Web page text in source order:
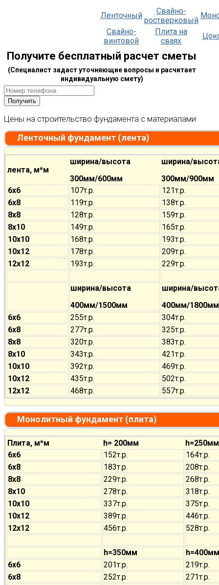
Ленточный
Свайно-
ростверковый
Свайно-
винтовой
Плита на
сваях
Получите бесплатный расчет сметы
(Специалист задаст уточняющие вопросы и расчитает
индивидуальную смету)
Цены на строительство фундамента с материалами
Ленточный фундамент (лента)
лента, м*м
ширина/высота
300мм/600мм
ширина/
300мм/900мм
6х6
107т.р.
121т.р.
6х8
119т.р.
138т.р.
8х8
128т.р.
159т.р.
8х10
149т.р.
165т.р.
10х10
168т.р.
193т.р.
10х12
178т.р.
209т.р.
12х12
193т.р. 229т.р.
ширина/высота
400мм/1500мм
ширина/
400мм/1800мм
6х6
255т.р.
304т.р.
6х8
277т.р.
325т.р.
8х8
320т.р.
383т.р.
8х10
343т.р.
421т.р.
10х10
392т.р.
469т.р.
10х12
435т.р.
502т.р.
12х12
468т.р. 557т.р.
Монолитный фундамент (плита)
Плита, м*м h= 200мм
h=250мм
6х6
152т.р.
164т.р.
6х8
183т.р.
208т.р.
8х8
229т.р.
268т.р.
8х10
278т.р.
318т.р.
10х10
337т.р.
375т.р.
10х12
389т.р.
446т.р.
12х12
456т.р. 528т.р.
h=350мм
h=400мм
6х6
201т.р.
219т.р.
6х8
252т.р.
271т.р.